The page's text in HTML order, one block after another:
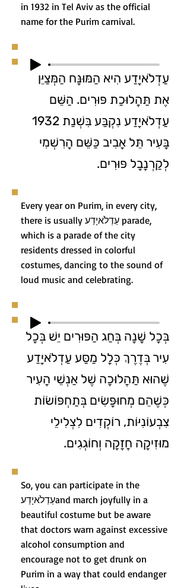
in 1932 in Tel Aviv as the official
name for the Purim carnival.
עַדְלֹאיָדַע הִיא הַמּוּנָּח הַמְּצַיֵּן
אֶת תַּהֲלוּכַת פּוּרִים. הַשֵּׁם
עַדְלֹאיָדַע נִקְבַּע בִּשְׁנַת 1932
בָּעִיר תֵּל אָבִיב כַּשֵּׁם הָרִשְׁמִי
לְקַרְנָבָל פּוּרִים.
Every year on Purim, in every city,
there is usually עַדְלֹאיָדַע parade,
which is a parade of the city
residents dressed in colorful
costumes, dancing to the sound of
loud music and celebrating.
בְּכָל שָׁנָה בְּחַג הַפּוּרִים יֵשׁ בְּכָל
עִיר בְּדֶרֶךְ כְּלָל מַסַּע עַדְלֹאיָדַע
שֶׁהוּא תַּהֲלוּכָה שֶׁל אַנְשֵׁי הָעִיר
כְּשֶׁהֵם מְחוּפָּשִׂים בְּתַחְפּוֹשׂוֹת
צִבְעוֹנִיּוֹת, רוֹקְדִים לִצְלִילֵי
מוּזִיקָה חֲזָקָה וְחוֹגְגִים.
So, you can participate in the
עַדְלֹאיָדַעand march joyfully in a
beautiful costume but be aware
that doctors warn against excessive
alcohol consumption and
encourage not to get drunk on
Purim in a way that could endanger